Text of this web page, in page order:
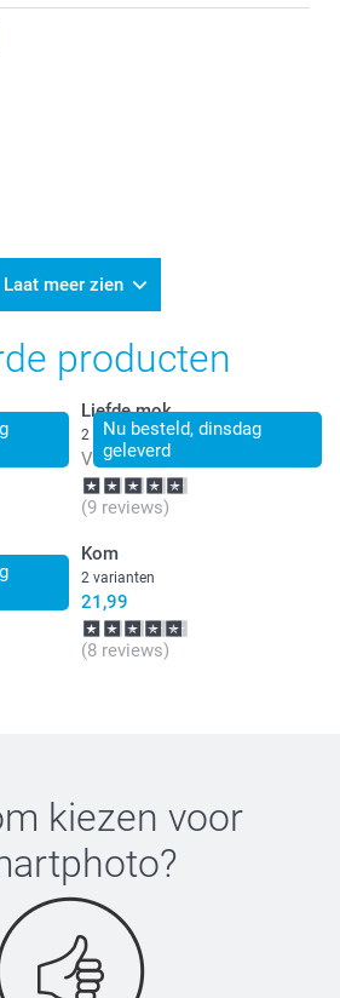
review. Fijn om te horen dat je
de mok!
Laat meer zien
producten
Nu besteld, dinsdag
geleverd
Liefde mok
2 varianten
Vanaf 14,99
(9 reviews)
Kom
2 varianten
21,99
(8 reviews)
kiezen voor
?